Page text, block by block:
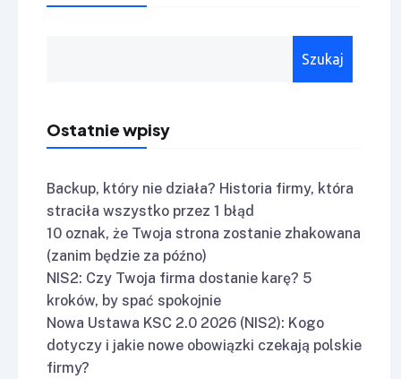
Szukaj
Ostatnie wpisy
Backup, który nie działa? Historia firmy, która
straciła wszystko przez 1 błąd
10 oznak, że Twoja strona zostanie zhakowana
(zanim będzie za późno)
NIS2: Czy Twoja firma dostanie karę? 5
kroków, by spać spokojnie
Nowa Ustawa KSC 2.0 2026 (NIS2): Kogo
dotyczy i jakie nowe obowiązki czekają polskie
firmy?